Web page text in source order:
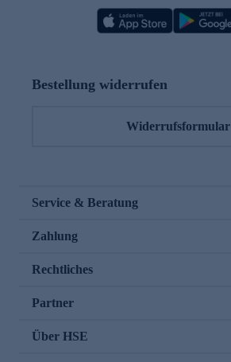
Bestellung widerrufen
Widerrufsformular
Service & Beratung
Zahlung
Rechtliches
Partner
Über HSE